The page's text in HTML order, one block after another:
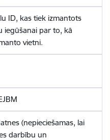
ID, kas tiek izmantots
iegūšanai par to, kā
vietni.
(nepieciešamas, lai
darbību un